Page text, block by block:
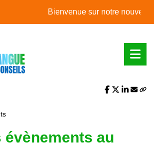
Bienvenue sur notre nouveau site
du mois
évènements au